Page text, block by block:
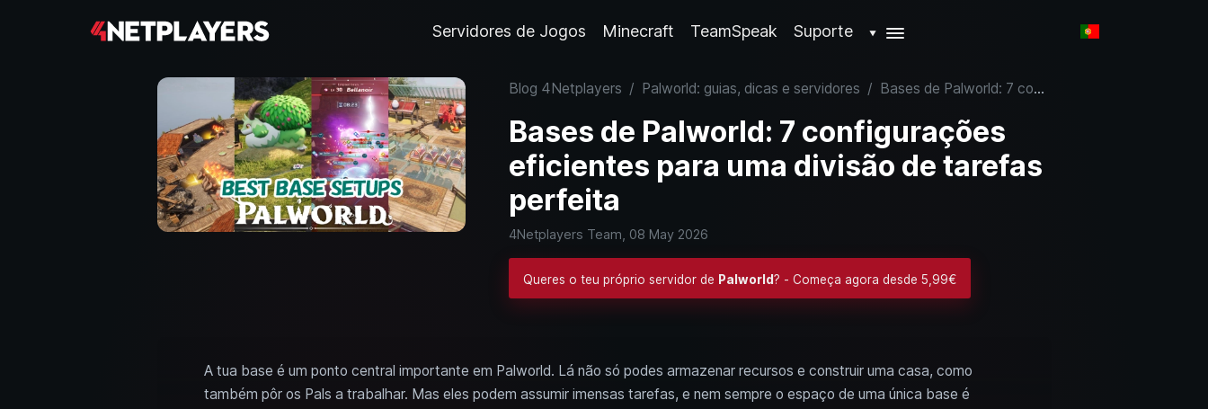
Servidores de Jogos Minecraft TeamSpeak Suporte ▼
Blog 4Netplayers / Palworld: guias, dicas e servidores / Bases de Palworld: 7 configurações eficientes para uma divisão de tarefas perfeita
Bases de Palworld: 7 configurações
eficientes para uma divisão de tarefas
perfeita
4Netplayers Team, 08 May 2026
Queres o teu próprio servidor de Palworld? - Começa agora desde 5,99€
A tua base é um ponto central importante em Palworld. Lá não só podes armazenar recursos e construir uma casa, como
também pôr os Pals a trabalhar. Mas eles podem assumir imensas tarefas, e nem sempre o espaço de uma única base é